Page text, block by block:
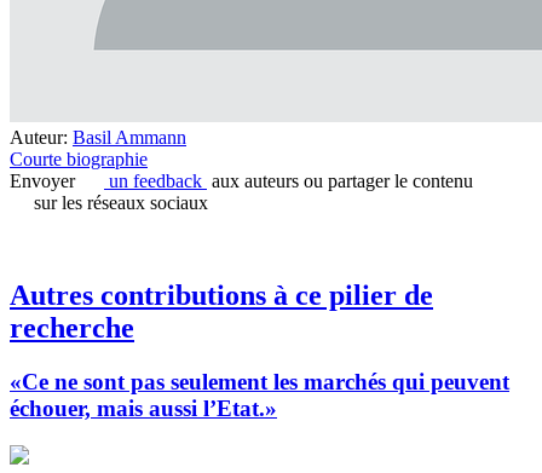
Auteur: Basil Ammann
Courte biographie
Envoyer
un feedback aux auteurs ou partager le contenu
sur les réseaux sociaux
Autres contributions à ce pilier de
recherche
«Ce ne sont pas seulement les marchés qui peuvent
échouer, mais aussi l’Etat.»